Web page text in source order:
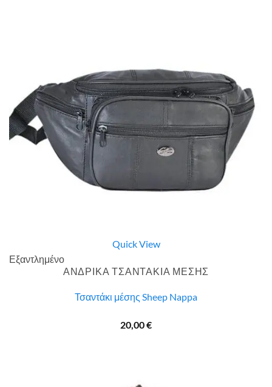
Quick View
Εξαντλημένο
ΑΝΔΡΙΚΑ ΤΣΑΝΤΑΚΙΑ ΜΕΣΗΣ
Τσαντάκι μέσης Sheep Nappa
20,00€